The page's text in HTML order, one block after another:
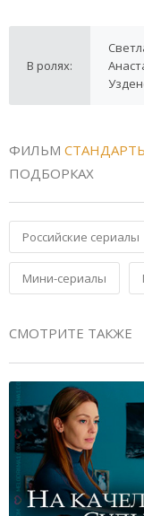
В ролях:
ФИЛЬМ
ПОДБОРКАХ
Российские сериалы
Мини-сериалы
СМОТРИТЕ ТАКЖЕ